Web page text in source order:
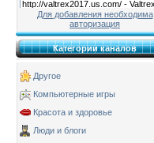
Для добавления необходима
авторизация
Категории каналов
Другое
Компьютерные игры
Красота и здоровье
Люди и блоги